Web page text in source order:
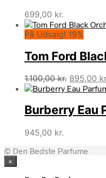
699,00 kr.
På Udsalg! 19%
Tom Ford
1.100,00kr. Den
var:
1.100,00
895,00
Burberry Eau
945,00 kr.
© Den Bedste Parfume
×